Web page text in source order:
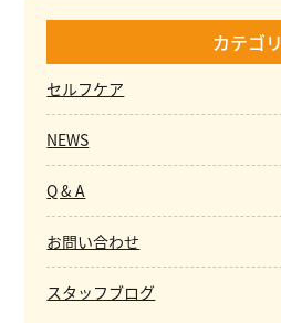
カテゴリ
セルフケア
NEWS
Q & A
お問い合わせ
スタッフブログ